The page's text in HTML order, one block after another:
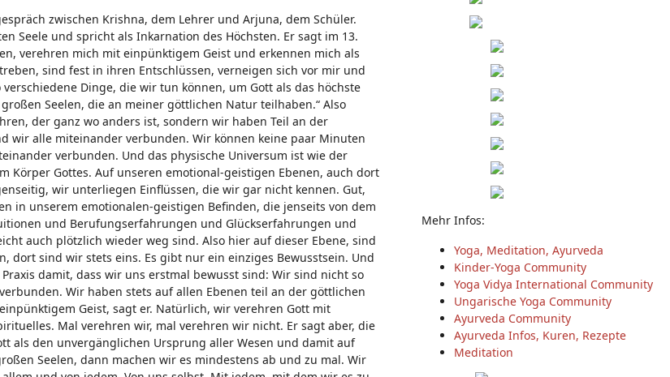
zwischen Krishna, dem Lehrer und Arjuna, dem Schüler.
Seele und spricht als Inkarnation des Höchsten. Er sagt im 13.
verehren mich mit einpünktigem Geist und erkennen mich als
sind fest in ihren Entschlüssen, verneigen sich vor mir und
Dinge, die wir tun können, um Gott als das höchste
Seelen, die an meiner göttlichen Natur teilhaben.“ Also
der ganz wo anders ist, sondern wir haben Teil an der
wir alle miteinander verbunden. Wir können keine paar Minuten
verbunden. Und das physische Universum ist wie der
Körper Gottes. Auf unseren emotional-geistigen Ebenen, auch dort
wir unterliegen Einflüssen, die wir gar nicht kennen. Gut,
in unserem emotionalen-geistigen Befinden, die jenseits von dem
und Berufungserfahrungen und Glückserfahrungen und
auch plötzlich wieder weg sind. Also hier auf dieser Ebene, sind
dort sind wir stets eins. Es gibt nur ein einziges Bewusstsein. Und
damit, dass wir uns erstmal bewusst sind: Wir sind nicht so
Wir haben stets auf allen Ebenen teil an der göttlichen
Geist, sagt er. Natürlich, wir verehren Gott mit
Mal verehren wir, mal verehren wir nicht. Er sagt aber, die
als den unvergänglichen Ursprung aller Wesen und damit auf
Seelen, dann machen wir es mindestens ab und zu mal. Wir
Mehr Infos:
Yoga, Meditation, Ayurveda
Kinder-Yoga Community
Yoga Vidya International Community
Ungarische Yoga Community
Ayurveda Community
Ayurveda Infos, Kuren, Rezepte
Meditation